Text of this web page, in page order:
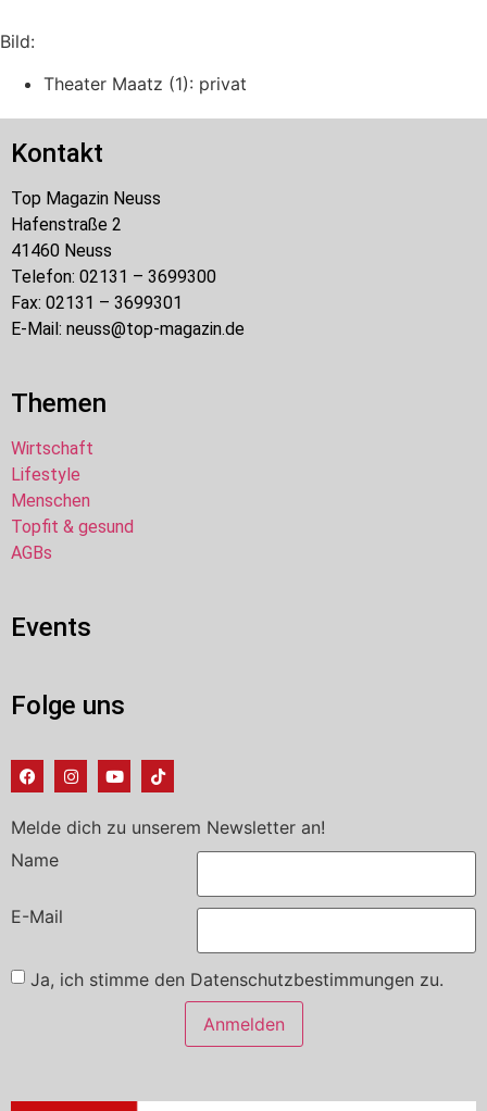
Bild:
Theater Maatz (1): privat
Kontakt
Top Magazin Neuss
Hafenstraße 2
41460 Neuss
Telefon: 02131 – 3699300
Fax: 02131 – 3699301
E-Mail: neuss@top-magazin.de
Themen
Wirtschaft
Lifestyle
Menschen
Topfit & gesund
AGBs
Events
Folge uns
Melde dich zu unserem Newsletter an!
Name
E-Mail
Ja, ich stimme den Datenschutzbestimmungen zu.
Anmelden